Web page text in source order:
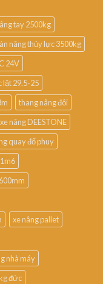
tay 2500kg
nâng thủy lực 3500kg
24V
lật 29.5-25
thang nâng đôi
nâng DEESTONE
quay đổ phuy
xe nâng pallet
nhà máy
đức